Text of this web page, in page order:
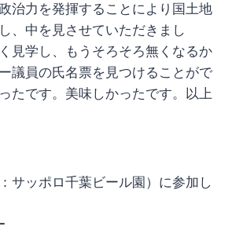
治力を発揮することにより国土地
、中を見させていただきまし
見学し、もうそろそろ無くなるか
議員の氏名票を見つけることがで
たです。美味しかったです。以上
サッポロ千葉ビール園）に参加し